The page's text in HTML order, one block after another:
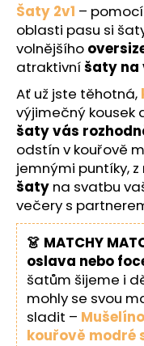
Šaty 2v1 –
oblasti pasu si
volnějšího
atraktivníšaty na
Ať už jste těhotná,
výjimečný kousek
šaty vás
odstín v kouřově
jemnými puntíky,
šaty na svatbu
večery s
👗 MATCHY
oslava nebo
šatům šijeme i
mohly se svou
sladit –
kouřově modré